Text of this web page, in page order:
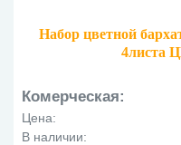
Набор цветной
4листа
Комерческая:
Цена:
В наличии: